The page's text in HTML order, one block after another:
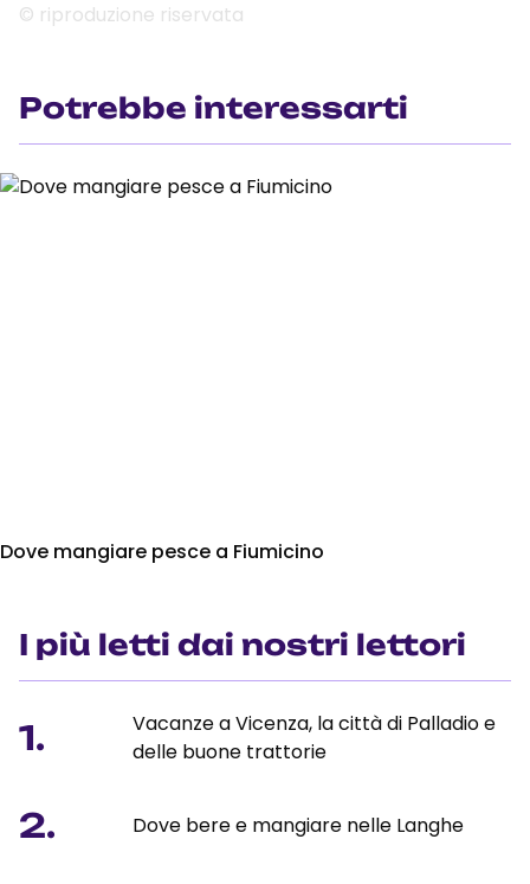
© riproduzione riservata
Potrebbe interessarti
Dove mangiare pesce a Fiumicino
I più letti dai nostri lettori
1.
Vacanze a Vicenza, la città di Palladio e
delle buone trattorie
2. Dove bere e mangiare nelle Langhe